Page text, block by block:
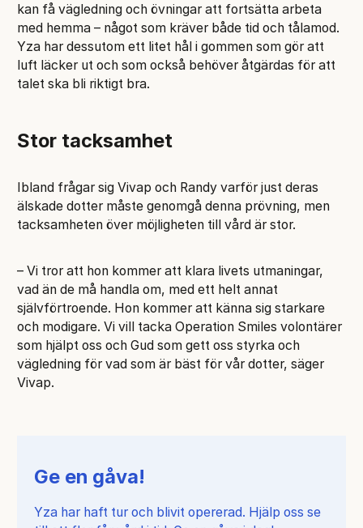
kan få vägledning och övningar att fortsätta arbeta
med hemma – något som kräver både tid och tålamod.
Yza har dessutom ett litet hål i gommen som gör att
luft läcker ut och som också behöver åtgärdas för att
talet ska bli riktigt bra.
Stor tacksamhet
Ibland frågar sig Vivap och Randy varför just deras
älskade dotter måste genomgå denna prövning, men
tacksamheten över möjligheten till vård är stor.
– Vi tror att hon kommer att klara livets utmaningar,
vad än de må handla om, med ett helt annat
självförtroende. Hon kommer att känna sig starkare
och modigare. Vi vill tacka Operation Smiles volontärer
som hjälpt oss och Gud som gett oss styrka och
vägledning för vad som är bäst för vår dotter, säger
Vivap.
Ge en gåva!
Yza har haft tur och blivit opererad. Hjälp oss se